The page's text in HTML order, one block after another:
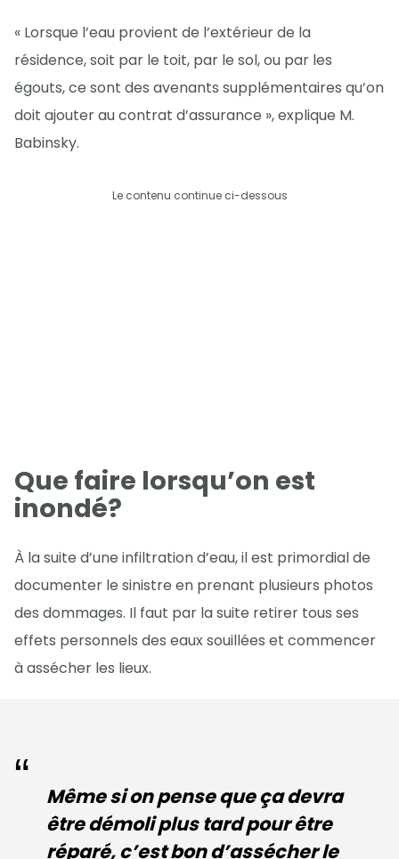
« Lorsque l’eau provient de l’extérieur de la
résidence, soit par le toit, par le sol, ou par les
égouts, ce sont des avenants supplémentaires qu’on
doit ajouter au contrat d’assurance », explique M.
Babinsky.
Le contenu continue ci-dessous
Que faire lorsqu’on est
inondé?
À la suite d’une infiltration d’eau, il est primordial de
documenter le sinistre en prenant plusieurs photos
des dommages. Il faut par la suite retirer tous ses
effets personnels des eaux souillées et commencer
à assécher les lieux.
Même si on pense que ça devra
être démoli plus tard pour être
réparé, c’est bon d’assécher le